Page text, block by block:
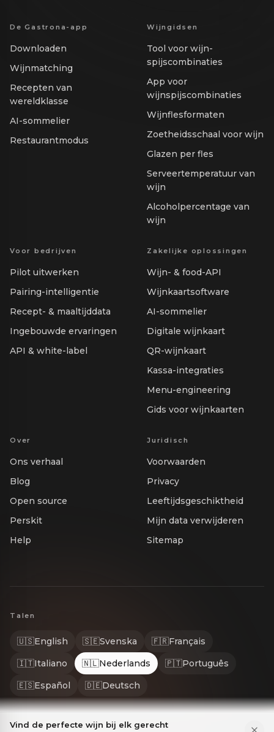
De Gastrona-app
Downloaden
Wijnmatching
Recepten van
wereldklasse
AI-sommelier
Restaurantmodus
Wijngidsen
Tool voor wijn-
spijscombinaties
App voor
wijnspijscombinaties
Wijnflesformaten
Zoetheidsschaal voor wijn
Glazen per fles
Serveertemperatuur van
wijn
Alcoholpercentage van
wijn
Voor bedrijven
Pilot uitwerken
Pairing-intelligentie
Recept- & maaltijddata
Ingebouwde ervaringen
API & white-label
Zakelijke oplossingen
Wijn- & food-API
Wijnkaartsoftware
AI-sommelier
Digitale wijnkaart
QR-wijnkaart
Kassa-integraties
Menu-engineering
Gids voor wijnkaarten
Over
Ons verhaal
Blog
Open source
Perskit
Help
Juridisch
Voorwaarden
Privacy
Leeftijdsgeschiktheid
Mijn data verwijderen
Sitemap
Talen
🇺🇸English 🇸🇪Svenska 🇫🇷Français
🇮🇹Italiano 🇳🇱Nederlands 🇵🇹Português
🇪🇸Español 🇩🇪Deutsch
Vind de perfecte wijn bij elk gerecht